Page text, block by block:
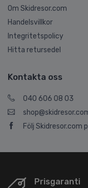
Om Skidresor.com
Handelsvillkor
Integritetspolicy
Hitta retursedel
Kontakta oss
040 606 08 03
Följ Skidresor.com
Prisgaranti